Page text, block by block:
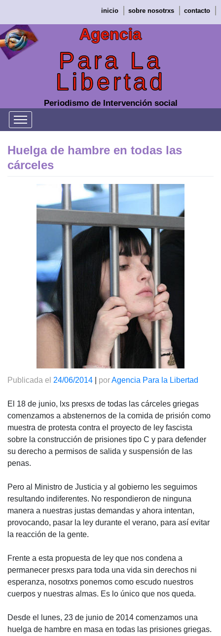
contenido
inicio sobre nosotrxs contacto
Agencia
Para La
Libertad
Periodismo de Intervención social
Huelga de hambre en todas las
cárceles
Publicada el 24/06/2014 porAgencia Para la Libertad
El 18 de junio, lxs presxs de todas las cárceles griegas
comenzamos a abstenernos de la comida de prisión como
muestra de protesta contra el proyecto de ley fascista
sobre la construcción de prisiones tipo C y para defender
su derecho a permisos de salida y suspensión de las
penas.
Pero al Ministro de Justicia y al gobierno les seguimos
resultando indiferentes. No respondieron de ninguna
manera a nuestras justas demandas y ahora intentan,
provocando, pasar la ley durante el verano, para así evitar
la reacción de la gente.
Frente a esta propuesta de ley que nos condena a
permanecer presxs para toda una vida sin derechos ni
esperanza, nosotrxs ponemos como escudo nuestros
cuerpos y nuestras almas. Es lo único que nos queda.
Desde el lunes, 23 de junio de 2014 comenzamos una
huelga de hambre en masa en todas las prisiones griegas.